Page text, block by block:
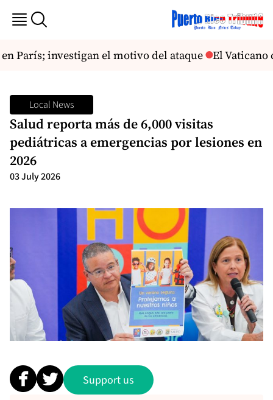
París; investigan el motivo del ataque El Vaticano
Local News
Salud reporta más de 6,000 visitas
pediátricas a emergencias por lesiones en
2026
03 July 2026
Support us